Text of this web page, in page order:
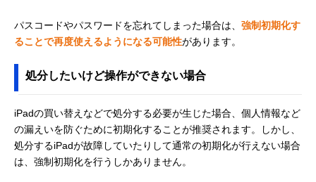
パスコードやパスワードを忘れてしまった場合は、 強制初期化す
ることで再度使えるようになる可能性があります。
処分したいけど操作ができない場合
iPadの買い替えなどで処分する必要が生じた場合、個人情報など
の漏えいを防ぐために初期化することが推奨されます。しかし、
処分するiPadが故障していたりして通常の初期化が行えない場合
は、強制初期化を行うしかありません。